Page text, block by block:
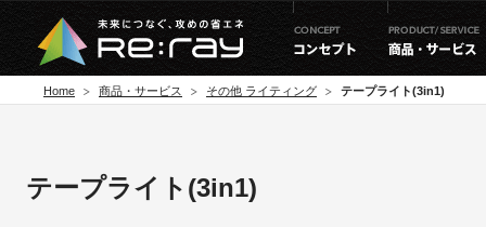
Home 商品・サービス その他 ライティング テープライト(3in1)
テープライト(3in1)